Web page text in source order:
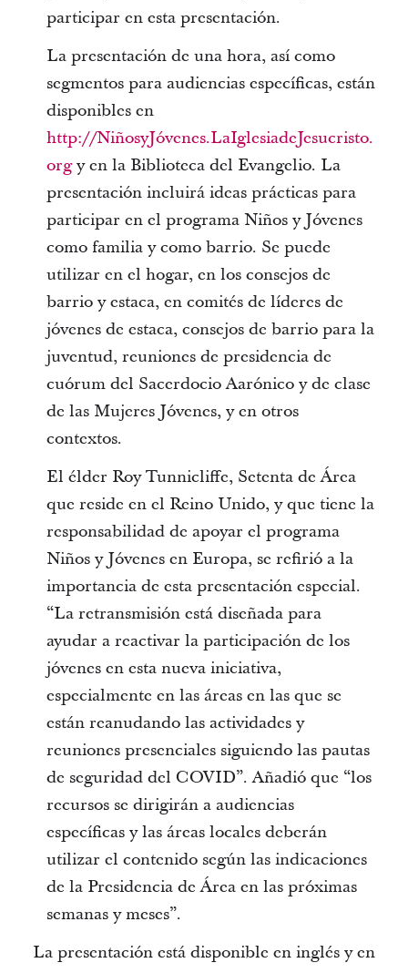
participar en esta presentación.
La presentación de una hora, así como
segmentos para audiencias específicas, están
disponibles en
http://NiñosyJóvenes.LaIglesiadeJesucristo.
orgy en la Biblioteca del Evangelio. La
presentación incluirá ideas prácticas para
participar en el programa Niños y Jóvenes
como familia y como barrio. Se puede
utilizar en el hogar, en los consejos de
barrio y estaca, en comités de líderes de
jóvenes de estaca, consejos de barrio para la
juventud, reuniones de presidencia de
cuórum del Sacerdocio Aarónico y de clase
de las Mujeres Jóvenes, y en otros
contextos.
El élder Roy Tunnicliffe, Setenta de Área
que reside en el Reino Unido, y que tiene la
responsabilidad de apoyar el programa
Niños y Jóvenes en Europa, se refirió a la
importancia de esta presentación especial.
“La retransmisión está diseñada para
ayudar a reactivar la participación de los
jóvenes en esta nueva iniciativa,
especialmente en las áreas en las que se
están reanudando las actividades y
reuniones presenciales siguiendo las pautas
de seguridad del COVID”. Añadió que “los
recursos se dirigirán a audiencias
específicas y las áreas locales deberán
utilizar el contenido según las indicaciones
de la Presidencia de Área en las próximas
semanas y meses”.
La presentación está disponible en inglés y en